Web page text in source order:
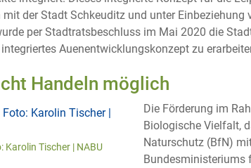
der Stadt Schkeuditz und unter Einbeziehung
per Stadtratsbeschluss im Mai 2020 die
Auenentwicklungskonzept zu
Handeln möglich
Karolin Tischer | NABU
Die Förderung im
Biologische Vielfalt,
Naturschutz (BfN)
Bundesministeriums